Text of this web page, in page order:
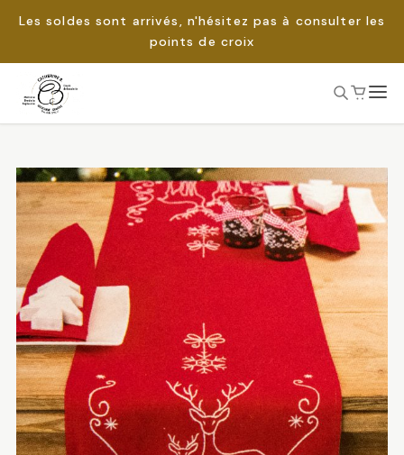
Les soldes sont arrivés, n'hésitez pas à consulter les
points de croix
Passer